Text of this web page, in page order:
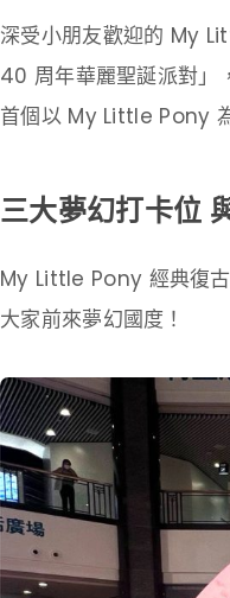
深受小朋友歡迎的 My
40 周年華麗聖誕派對」
首個以 My Little Pony
三大夢幻打卡位
My Little Pony 經典復
大家前來夢幻國度！